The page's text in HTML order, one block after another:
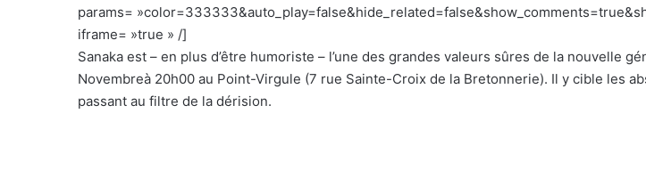
params=
iframe= »true » /]
Sanaka est – en plus d’être humoriste – l’une des grandes valeurs sûres de la nouvelle
Novembreà 20h00 au Point-Virgule (7 rue Sainte-Croix de la Bretonnerie). Il y cible les
passant au filtre de la dérision.